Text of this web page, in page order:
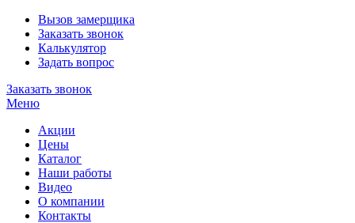
Вызов замерщика
Заказать звонок
Калькулятор
Задать вопрос
Заказать звонок
Меню
Акции
Цены
Каталог
Наши работы
Видео
О компании
Контакты